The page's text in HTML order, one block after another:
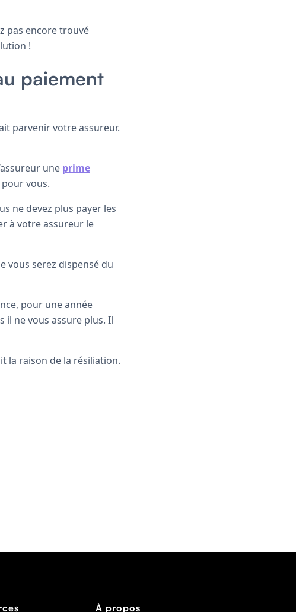
pas encore trouvé
!
paiement
parvenir votre assureur.
une prime
vous.
ne devez plus payer les
à votre assureur le
vous serez dispensé du
pour une année
il ne vous assure plus. Il
la raison de la résiliation.
À propos